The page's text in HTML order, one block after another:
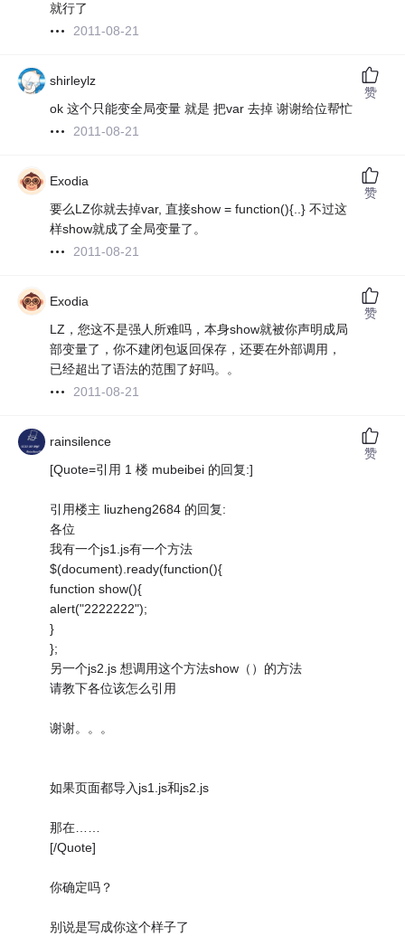
就行了
2011-08-21
shirleylz
ok 这个只能变全局变量 就是 把var 去掉 谢谢给位帮忙
2011-08-21
赞
Exodia
要么LZ你就去掉var, 直接show = function(){..} 不过这
样show就成了全局变量了。
2011-08-21
赞
Exodia
LZ，您这不是强人所难吗，本身show就被你声明成局
部变量了，你不建闭包返回保存，还要在外部调用，
已经超出了语法的范围了好吗。。
2011-08-21
赞
rainsilence
[Quote=引用 1 楼 mubeibei 的回复:]
引用楼主 liuzheng2684 的回复:
各位
我有一个js1.js有一个方法
$(document).ready(function(){
function show(){
alert("2222222");
}
};
另一个js2.js 想调用这个方法show（）的方法
请教下各位该怎么引用
谢谢。。。
如果页面都导入js1.js和js2.js
那在……
[/Quote]
你确定吗？
别说是写成你这个样子了
赞